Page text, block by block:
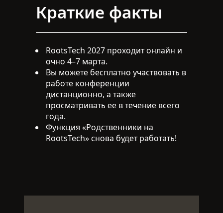
Краткие факты
RootsTech 2027 проходит онлайн и
очно 4–7 марта.
Вы можете бесплатно участвовать в
работе конференции
дистанционно, а также
просматривать ее в течение всего
года.
Функция «Родственники на
RootsTech» снова будет работать!